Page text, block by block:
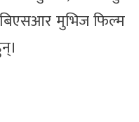
मुभिज फिल्म